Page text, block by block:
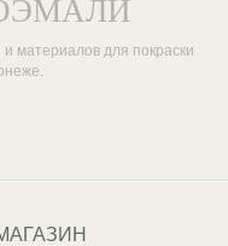
материалов для покраски